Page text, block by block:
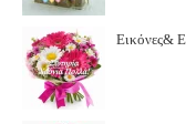
Εικόνες&